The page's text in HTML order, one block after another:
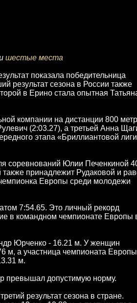
шестые места
показала победительница
результат сезона в России также
в Ерино стала опытная
компании на дистанции 800
(2:03.27), а третьей Анна
этапа «Бриллиантовой
соревнований Юлии Печенкиной
принадлежит Рудаковой и
Европы среди молодежи
7:54.65. Это личный рекорд
в командном чемпионате Европы
Юрченко - 16.21 м. У женщин
м, а участница чемпионата Европы
м.
превышал допустимую норму.
результат сезона в стране.